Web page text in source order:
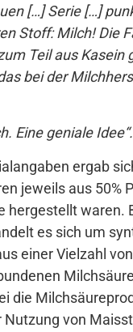
[…] Serie […]
Stoff: Milch! Die
Teil aus Kasein
bei der
Eine geniale Idee“.
ergab
jeweils aus 50%
hergestellt waren.
es sich um
einer Vielzahl
die
Nutzung von